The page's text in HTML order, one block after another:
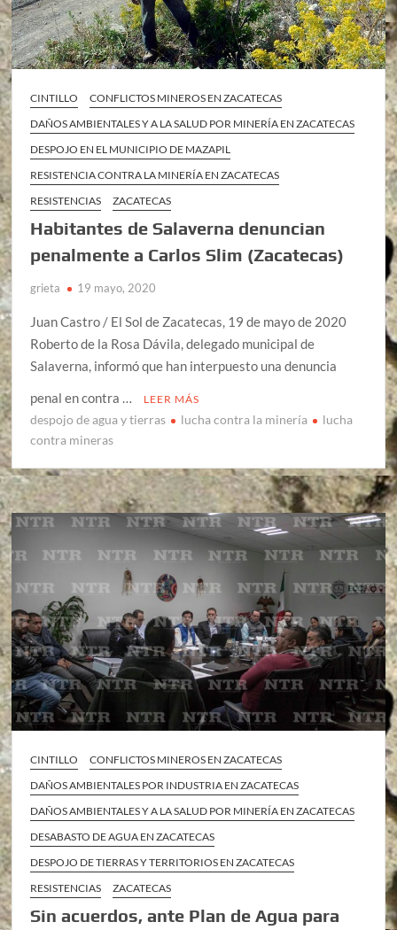
CINTILLO
CONFLICTOS MINEROS EN ZACATECAS
DAÑOS AMBIENTALES Y A LA SALUD POR MINERÍA EN ZACATECAS
DESPOJO EN EL MUNICIPIO DE MAZAPIL
RESISTENCIA CONTRA LA MINERÍA EN ZACATECAS
RESISTENCIAS
ZACATECAS
Habitantes de Salaverna denuncian
penalmente a Carlos Slim (Zacatecas)
grieta 19 mayo, 2020
Juan Castro / El Sol de Zacatecas, 19 de mayo de 2020
Roberto de la Rosa Dávila, delegado municipal de
Salaverna, informó que han interpuesto una denuncia
penal en contra …
LEER MÁS
despojo de agua y tierras lucha contra la minería
lucha
contra mineras
CINTILLO
CONFLICTOS MINEROS EN ZACATECAS
DAÑOS AMBIENTALES POR INDUSTRIA EN ZACATECAS
DAÑOS AMBIENTALES Y A LA SALUD POR MINERÍA EN ZACATECAS
DESABASTO DE AGUA EN ZACATECAS
DESPOJO DE TIERRAS Y TERRITORIOS EN ZACATECAS
RESISTENCIAS
ZACATECAS
Sin acuerdos, ante Plan de Agua para